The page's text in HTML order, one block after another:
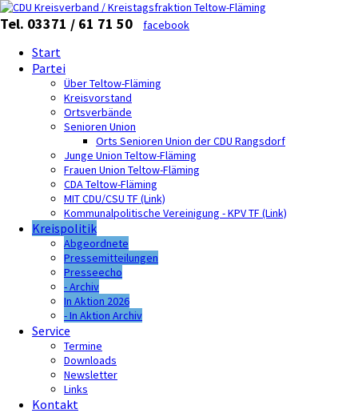
Tel. 03371 / 61 71 50 facebook
Start
Partei
Über Teltow-Fläming
Kreisvorstand
Ortsverbände
Senioren Union
Orts Senioren Union der CDU Rangsdorf
Junge Union Teltow-Fläming
Frauen Union Teltow-Fläming
CDA Teltow-Fläming
MIT CDU/CSU TF (Link)
Kommunalpolitische Vereinigung - KPV TF (Link)
Kreispolitik
Abgeordnete
Pressemitteilungen
Presseecho
- Archiv
In Aktion 2026
- In Aktion Archiv
Service
Termine
Downloads
Newsletter
Links
Kontakt